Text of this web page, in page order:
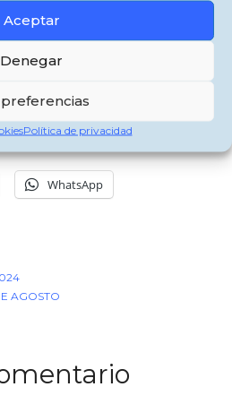
Aceptar
Denegar
Política de privacidad
mucha oferta musical para todos los
una cena de convivencia para todos los
la actuación de EL POPO
WhatsApp
AGOSTO